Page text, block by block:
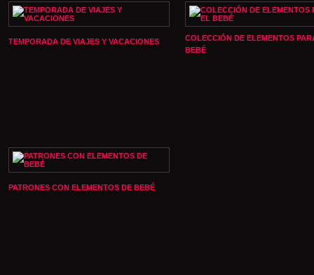
TEMPORADA DE VIAJES Y VACACIONES
COLECCIÓN DE ELEMENTOS
BEBÉ
PATRONES CON ELEMENTOS DE BEBÉ